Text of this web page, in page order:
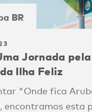
BR
Jornada
Ilha Feliz
"Onde fica
encontramos esta